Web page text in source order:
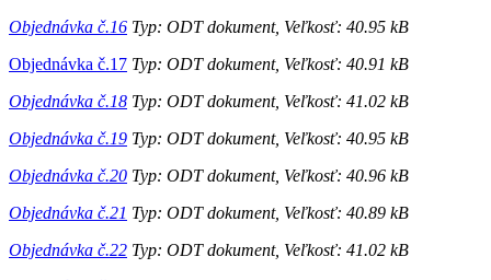
Objednávka č.16 Typ: ODT dokument, Veľkosť: 40.95 kB
Objednávka č.17 Typ: ODT dokument, Veľkosť: 40.91 kB
Objednávka č.18 Typ: ODT dokument, Veľkosť: 41.02 kB
Objednávka č.19 Typ: ODT dokument, Veľkosť: 40.95 kB
Objednávka č.20 Typ: ODT dokument, Veľkosť: 40.96 kB
Objednávka č.21 Typ: ODT dokument, Veľkosť: 40.89 kB
Objednávka č.22 Typ: ODT dokument, Veľkosť: 41.02 kB